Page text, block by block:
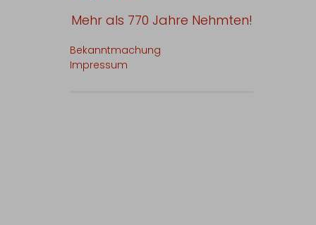
Mehr als 770 Jahre Nehmten!
Bekanntmachung
Impressum